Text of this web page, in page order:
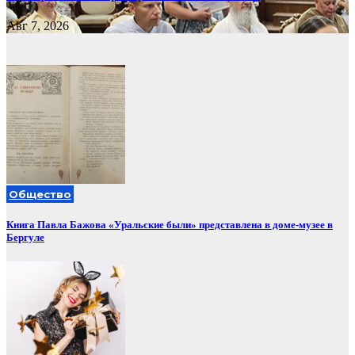
Авг 7, 2026
Общество
Книга Павла Бажова «Уральские были» представлена в доме-музее в
Бергуле